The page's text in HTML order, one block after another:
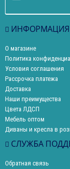
ИНФОРМАЦИЯ
О магазине
Политика
Условия соглашения
Рассрочка платежа
Доставка
Наши преимущества
Цвета ЛДСП
Мебель оптом
Диваны и кресла в
СЛУЖБА
Обратная связь